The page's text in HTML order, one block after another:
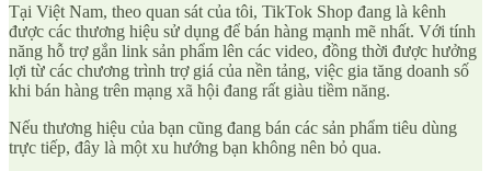
Tại Việt Nam, theo quan sát của tôi, TikTok Shop đang là kênh
được các thương hiệu sử dụng để bán hàng mạnh mẽ nhất. Với tính
năng hỗ trợ gắn link sản phẩm lên các video, đồng thời được hưởng
lợi từ các chương trình trợ giá của nền tảng, việc gia tăng doanh số
khi bán hàng trên mạng xã hội đang rất giàu tiềm năng.
Nếu thương hiệu của bạn cũng đang bán các sản phẩm tiêu dùng
trực tiếp, đây là một xu hướng bạn không nên bỏ qua.